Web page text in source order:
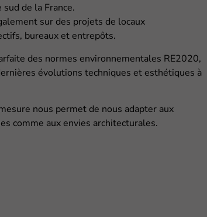
sud de la France.
sur des projets de locaux
bureaux et entrepôts.
des normes environnementales RE2020,
évolutions techniques et esthétiques à
nous permet de nous adapter aux
comme aux envies architecturales.